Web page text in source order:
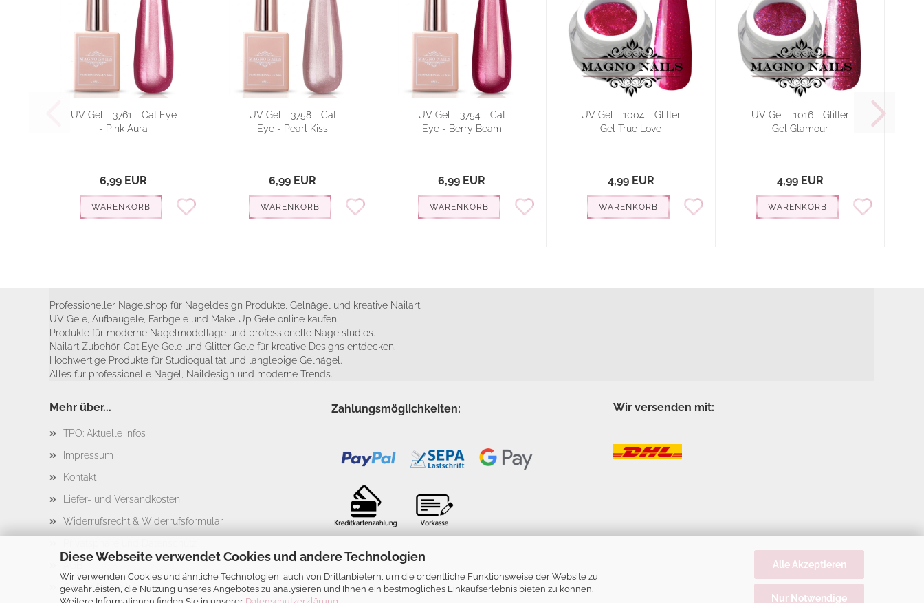
Diese Webseite verwendet Cookies und andere Technologien
Wir verwenden Cookies und ähnliche Technologien, auch von Drittanbietern, um die ordentliche Funktionsweise der Website zu
gewährleisten, die Nutzung unseres Angebotes zu analysieren und Ihnen ein bestmögliches Einkaufserlebnis bieten zu können.
Weitere Informationen finden Sie in unserer Datenschutzerklärung
Alle Akzeptieren
Nur Notwendige
UV Gel - 3761 - Cat Eye
- Pink Aura
6,99 EUR
WARENKORB
UV Gel - 3758 - Cat
Eye - Pearl Kiss
6,99 EUR
WARENKORB
UV Gel - 3754 - Cat
Eye - Berry Beam
6,99 EUR
WARENKORB
UV Gel - 1004 - Glitter
Gel True Love
4,99 EUR
WARENKORB
UV Gel - 1016 - Glitter
Gel Glamour
4,99 EUR
WARENKORB
Professioneller Nagelshop für Nageldesign Produkte, Gelnägel und kreative Nailart.
UV Gele, Aufbaugele, Farbgele und Make Up Gele online kaufen.
Produkte für moderne Nagelmodellage und professionelle Nagelstudios.
Nailart Zubehör, Cat Eye Gele und Glitter Gele für kreative Designs entdecken.
Hochwertige Produkte für Studioqualität und langlebige Gelnägel.
Alles für professionelle Nägel, Naildesign und moderne Trends.
Mehr über...
TPO: Aktuelle Infos
Impressum
Kontakt
Liefer- und Versandkosten
Widerrufsrecht & Widerrufsformular
Cookie Einstellungen
Zahlungsmöglichkeiten: Wir versenden mit: